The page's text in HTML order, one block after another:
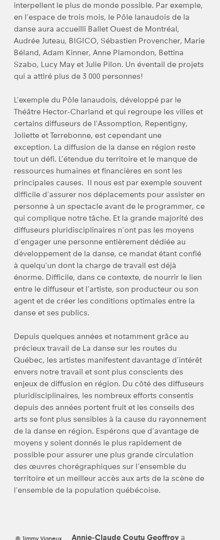
interpellent le plus de monde possible. Par exemple,
en l’espace de trois mois, le Pôle lanaudois de la
danse aura accueilli Ballet Ouest de Montréal,
Audrée Juteau, BIGICO, Sébastien Provencher, Marie
Béland, Adam Kinner, Anne Plamondon, Bettina
Szabo, Lucy May et Julie Pilon. Un éventail de projets
qui a attiré plus de 3 000 personnes!
L’exemple du Pôle lanaudois, développé par le
Théâtre Hector-Charland et qui regroupe les villes et
certains diffuseurs de l’Assomption, Repentigny,
Joliette et Terrebonne, est cependant une
exception. La diffusion de la danse en région reste
tout un défi. L’étendue du territoire et le manque de
ressources humaines et financières en sont les
principales causes. Il nous est par exemple souvent
difficile d’assurer nos déplacements pour assister en
personne à un spectacle avant de le programmer, ce
qui complique notre tâche. Et la grande majorité des
diffuseurs pluridisciplinaires n’ont pas les moyens
d’engager une personne entièrement dédiée au
développement de la danse, ce mandat étant confié
à quelqu’un dont la charge de travail est déjà
énorme. Difficile, dans ce contexte, de nourrir le lien
entre le diffuseur et l’artiste, son producteur ou son
agent et de créer les conditions optimales entre la
danse et ses publics.
Depuis quelques années et notamment grâce au
précieux travail de La danse sur les routes du
Québec, les artistes manifestent davantage d’intérêt
envers notre travail et sont plus conscients des
enjeux de diffusion en région. Du côté des diffuseurs
pluridisciplinaires, les nombreux efforts consentis
depuis des années portent fruit et les conseils des
arts se font plus sensibles à la cause du rayonnement
de la danse en région. Espérons que d’avantage de
moyens y soient donnés le plus rapidement de
possible pour assurer une plus grande circulation
des œuvres chorégraphiques sur l’ensemble du
territoire et un meilleur accès aux arts de la scène de
l’ensemble de la population québécoise.
© Jimmy Vigneux Annie-Claude Coutu Geoffroy a